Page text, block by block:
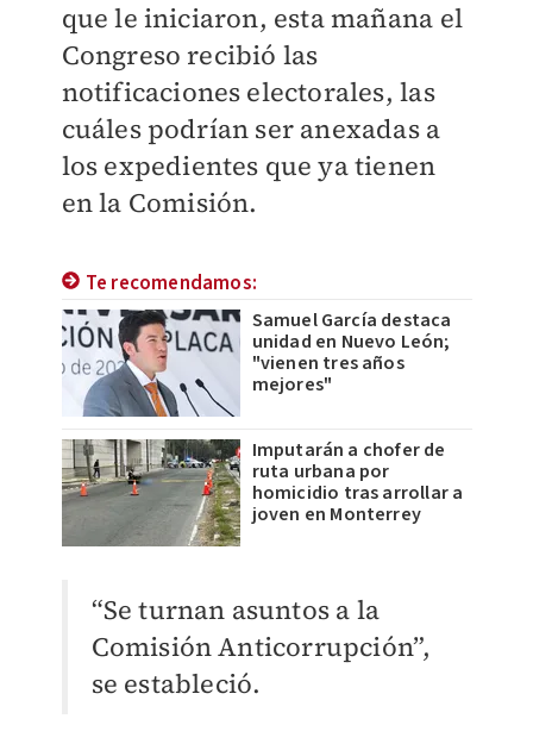
que le iniciaron, esta mañana el
Congreso recibió las
notificaciones electorales, las
cuáles podrían ser anexadas a
los expedientes que ya tienen
en la Comisión.
Te recomendamos:
Samuel García destaca
unidad en Nuevo León;
"vienen tres años
mejores"
Imputarán a chofer de
ruta urbana por
homicidio tras arrollar a
joven en Monterrey
“Se turnan asuntos a la
Comisión Anticorrupción”,
se estableció.